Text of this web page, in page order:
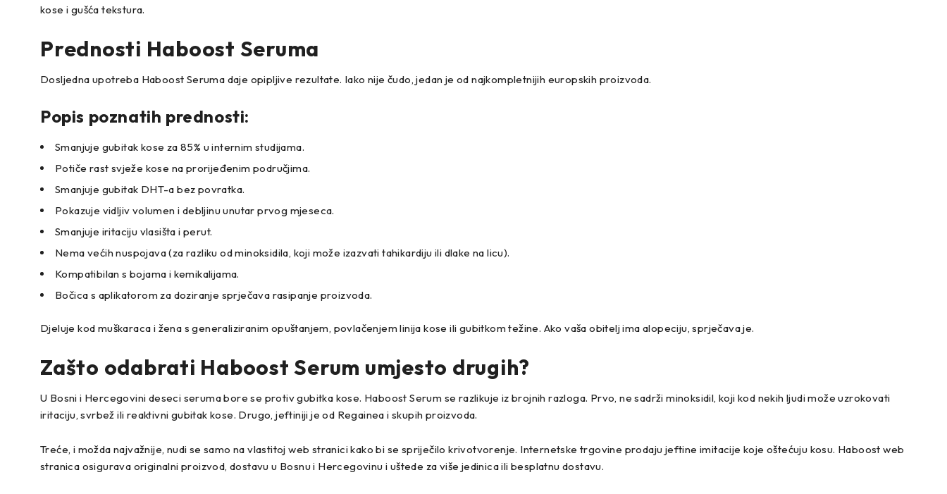
kose i gušća tekstura.
Prednosti Haboost Seruma
Dosljedna upotreba Haboost Seruma daje opipljive rezultate. Iako nije čudo, jedan je od najkompletnijih europskih proizvoda.
Popis poznatih prednosti:
Smanjuje gubitak kose za 85% u internim studijama.
Potiče rast svježe kose na prorijeđenim područjima.
Smanjuje gubitak DHT-a bez povratka.
Pokazuje vidljiv volumen i debljinu unutar prvog mjeseca.
Smanjuje iritaciju vlasišta i perut.
Nema većih nuspojava (za razliku od minoksidila, koji može izazvati tahikardiju ili dlake na licu).
Kompatibilan s bojama i kemikalijama.
Bočica s aplikatorom za doziranje sprječava rasipanje proizvoda.
Djeluje kod muškaraca i žena s generaliziranim opuštanjem, povlačenjem linija kose ili gubitkom težine. Ako vaša obitelj ima alopeciju, sprječava je.
Zašto odabrati Haboost Serum umjesto drugih?
U Bosni i Hercegovini deseci seruma bore se protiv gubitka kose. Haboost Serum se razlikuje iz brojnih razloga. Prvo, ne sadrži minoksidil, koji kod nekih ljudi može uzrokovati
iritaciju, svrbež ili reaktivni gubitak kose. Drugo, jeftiniji je od Regainea i skupih proizvoda.
Treće, i možda najvažnije, nudi se samo na vlastitoj web stranici kako bi se spriječilo krivotvorenje. Internetske trgovine prodaju jeftine imitacije koje oštećuju kosu. Haboost web
stranica osigurava originalni proizvod, dostavu u Bosnu i Hercegovinu i uštede za više jedinica ili besplatnu dostavu.